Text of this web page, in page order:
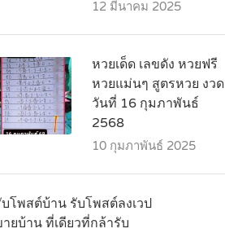
12 มีนาคม 2025
หวยเด็ด เลขดัง หวยฟรี
หวยแม่นๆ สูตรหวย งวด
วันที่ 16 กุมภาพันธ์
2568
10 กุมภาพันธ์ 2025
โพสต์บ้าน รับโพสต์ลงเวป
ยบ้าน ที่เดียวที่กล้ารับ